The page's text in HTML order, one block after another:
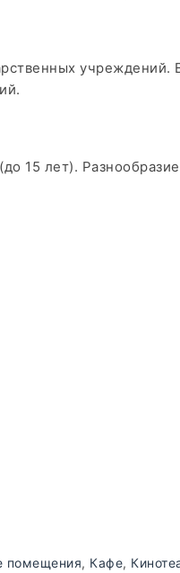
учреждений.
15 лет). Разнообразие
помещения, Кафе,